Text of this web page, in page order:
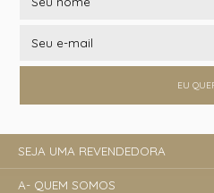
EU
SEJA UMA REVENDEDORA
A- QUEM SOMOS